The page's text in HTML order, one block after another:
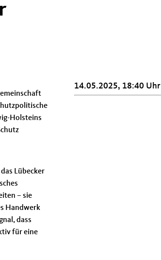
Holsteins
Lübecker
– sie
Handwerk
dass
für eine
14.05.2025, 18:40 Uhr